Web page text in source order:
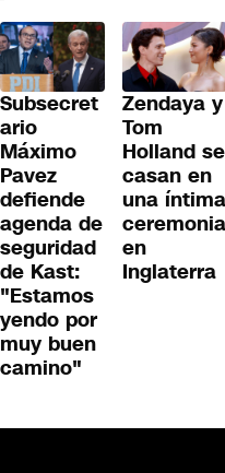
Subsecret
ario
Máximo
Pavez
defiende
agenda de
seguridad
de Kast:
"Estamos
yendo por
muy buen
camino"
Zendaya y
Tom
Holland se
casan en
una íntima
ceremonia
en
Inglaterra